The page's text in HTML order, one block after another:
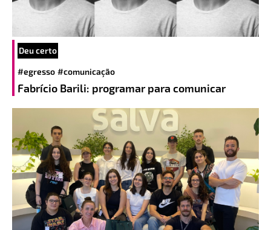
Deu certo
#egresso #comunicação
Fabrício Barili: programar para comunicar